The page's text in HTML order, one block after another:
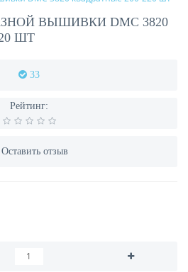
ВЫШИВКИ DMC 3820
ШТ
33
Рейтинг:
Оставить отзыв